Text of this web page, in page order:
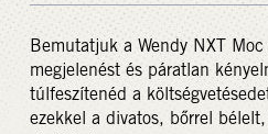
Bemutatjuk a Wendy NXT
megjelenést és páratlan
túlfeszítenéd a
ezekkel a divatos, bőrrel